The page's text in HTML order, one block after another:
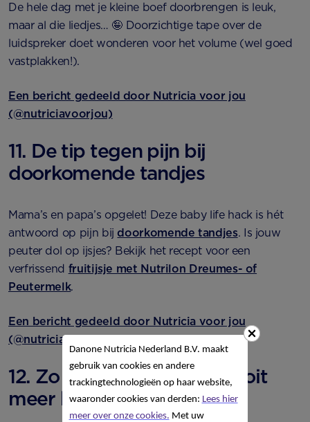
De hele dag met je kleine boef doorbrengen is leuk,
maar al die liedjes… 🤪 Doorzichtige tape over de
luidspreker doet wonderen voor het volume (wel goed
vastplakken!).
Een bericht gedeeld door Nutricia voor jou
(@nutriciavoorjou)
11. De tip tegen pijn bij
doorkomende tandjes
Mama’s en papa’s opgelet! Deze baby life hack is hét
antwoord op pijn bij doorkomende tandjes. Is jouw
peuter dol op ijsjes? Bekijk het recept voor een
verfrissend fruitijsje met Nutrilon Dreumes- of
Peutermelk.
Een bericht gedeeld door Nutricia voor jou
(@nutriciavoorjou)
12. Zo raak je slabbetjes nooit
meer kwijt
Danone Nutricia Nederland B.V. maakt
gebruik van cookies en andere
trackingtechnologieën op haar website,
waaronder cookies van derden: Lees hier
meer over onze cookies. Met uw